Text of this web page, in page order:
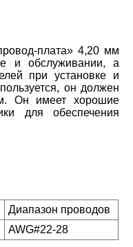
плата» 4,20 мм
и обслуживании, а
при установке и
он должен
Он имеет хорошие
для обеспечения
Диапазон проводов
AWG#22-28